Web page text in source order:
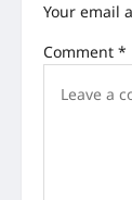
a
v
Your email
Comment *